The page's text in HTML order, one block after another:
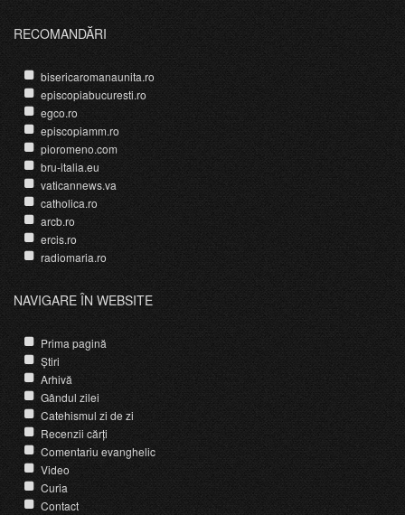
RECOMANDĂRI
bisericaromanaunita.ro
episcopiabucuresti.ro
egco.ro
episcopiamm.ro
pioromeno.com
bru-italia.eu
vaticannews.va
catholica.ro
arcb.ro
ercis.ro
radiomaria.ro
NAVIGARE ÎN WEBSITE
Prima pagină
Știri
Arhivă
Gândul zilei
Catehismul zi de zi
Recenzii cărți
Comentariu evanghelic
Video
Curia
Contact